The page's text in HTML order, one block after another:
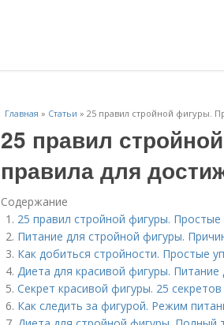
Главная » Статьи » 25 правил стройной фигуры.
25 правил
правила для
Содержание
25 правил стройной фигуры.
Питание для стройной фигуры.
Как добиться стройности. Простые
Диета для красивой фигуры.
Секрет красивой фигуры. 25
Как следить за фигурой. Режим